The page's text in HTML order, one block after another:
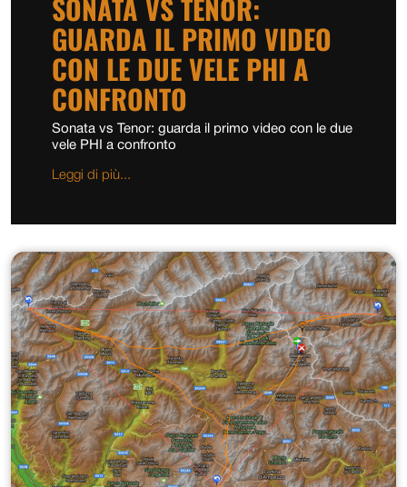
SONATA VS TENOR:
GUARDA IL PRIMO VIDEO
CON LE DUE VELE PHI A
CONFRONTO
Sonata vs Tenor: guarda il primo video con le due
vele PHI a confronto
Leggi di più...